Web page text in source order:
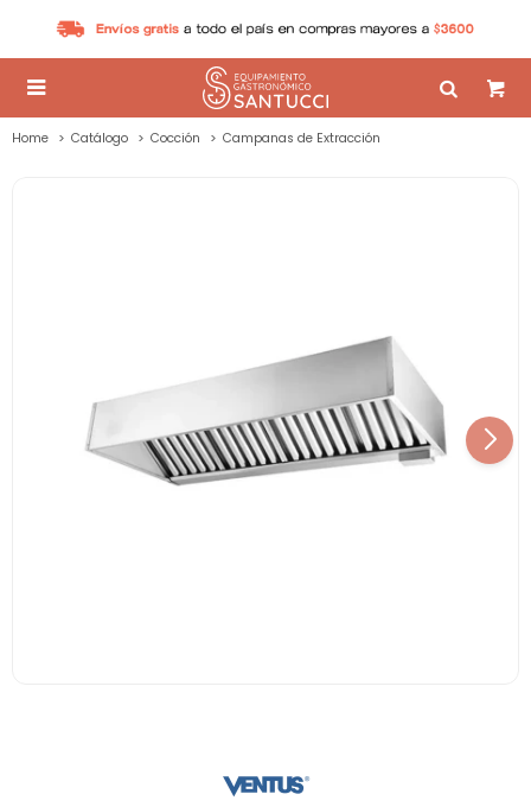

Home Catálogo Cocción Campanas de Extracción